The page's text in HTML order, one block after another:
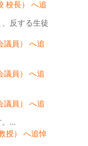
校長） へ追
、反する生徒
議員） へ追
議員） へ追
議員） へ追
。...
授） へ追悼